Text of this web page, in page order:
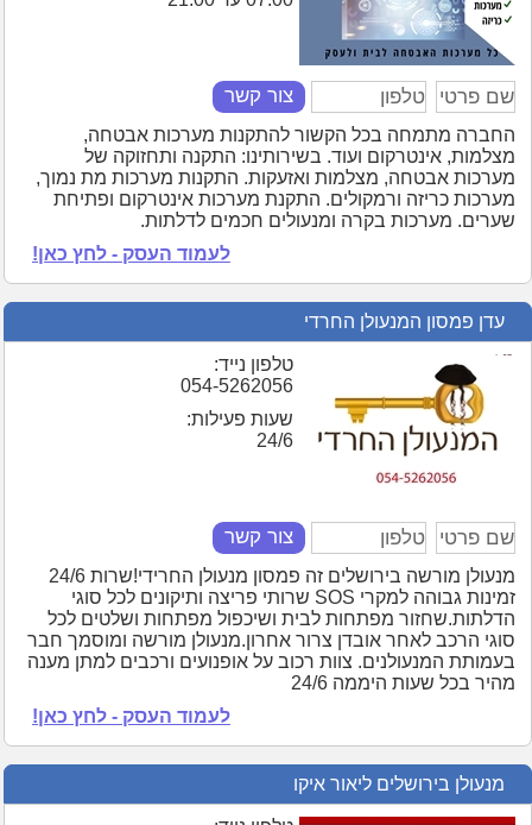
צור קשר
החברה מתמחה בכל הקשור להתקנות מערכות אבטחה,
מצלמות, אינטרקום ועוד. בשירותינו: התקנה ותחזוקה של
מערכות אבטחה, מצלמות ואזעקות. התקנות מערכות מת נמוך,
מערכות כריזה ורמקולים. התקנת מערכות אינטרקום ופתיחת
שערים. מערכות בקרה ומנעולים חכמים לדלתות.
לעמוד העסק - לחץ כאן!
עדן פמסון המנעולן החרדי
טלפון נייד:
054-5262056
שעות פעילות:
24/6
צור קשר
מנעולן מורשה בירושלים זה פמסון מנעולן החרידי!שרות 24/6
זמינות גבוהה למקרי SOS שרותי פריצה ותיקונים לכל סוגי
הדלתות.שחזור מפתחות לבית ושיכפול מפתחות ושלטים לכל
סוגי הרכב לאחר אובדן צרור אחרון.מנעולן מורשה ומוסמך חבר
בעמותת המנעולנים. צוות רכוב על אופנועים ורכבים למתן מענה
מהיר בכל שעות היממה 24/6
לעמוד העסק - לחץ כאן!
מנעולן בירושלים ליאור איקו